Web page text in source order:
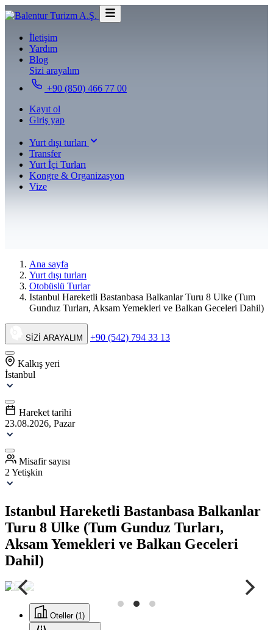
İletişim
Yardım
Blog
Sizi arayalım
+90 (850) 466 77 00
Kayıt ol
Giriş yap
Yurt dışı turları
Transfer
Yurt İçi Turları
Kongre & Organizasyon
Vize
Ana sayfa
Yurt dışı turları
Otobüslü Turlar
Istanbul Hareketli Bastanbasa Balkanlar Turu 8 Ulke (Tum
Gunduz Turları, Aksam Yemekleri ve Balkan Geceleri Dahil)
SİZİ ARAYALIM +90 (542) 794 33 13
Kalkış yeri
İstanbul
Hareket tarihi
23.08.2026, Pazar
Misafir sayısı
2 Yetişkin
Istanbul Hareketli Bastanbasa Balkanlar
Turu 8 Ulke (Tum Gunduz Turları,
Aksam Yemekleri ve Balkan Geceleri
Dahil)
Oteller (1)